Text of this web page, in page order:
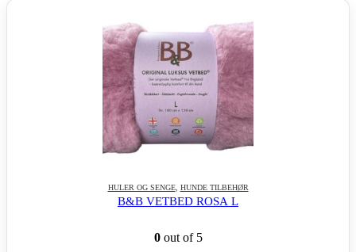
HULER OG SENGE, HUNDE TILBEHØR
B&B VETBED ROSA L
0out of 5